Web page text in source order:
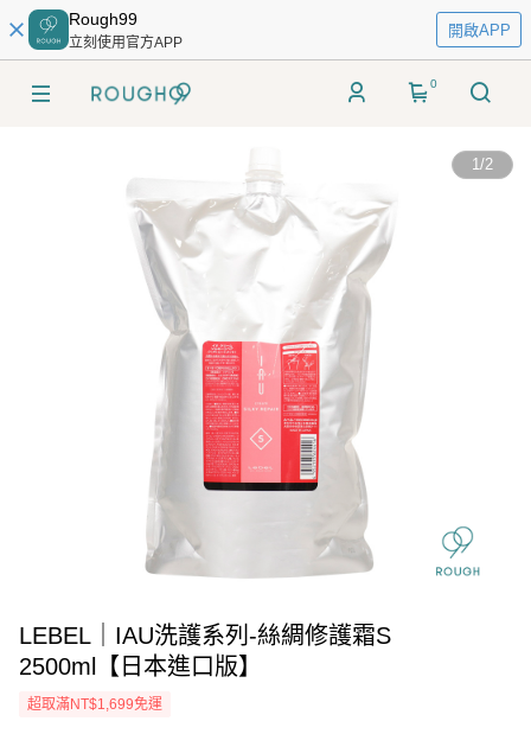
Rough99
立刻使用官方APP
開啟APP
0
1/2
LEBEL｜IAU洗護系列-絲綢修護霜S
2500ml【日本進口版】
超取滿NT$1,699免運